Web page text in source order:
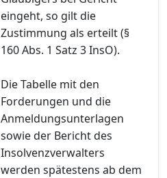
eingeht, so gilt die
Zustimmung als erteilt (§
160 Abs. 1 Satz 3 InsO).
Die Tabelle mit den
Forderungen und die
Anmeldungsunterlagen
sowie der Bericht des
Insolvenzverwalters
werden spätestens ab dem